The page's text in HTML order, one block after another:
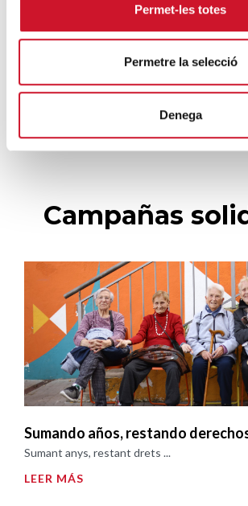
Permet-les totes
Permetre la selecció
Denega
SIGUE LEYENDO
El voluntariado, una
SIGUE LEYENDO
Campañas
Sumando años, restando
Sumant anys, restant drets ...
LEER MÁS